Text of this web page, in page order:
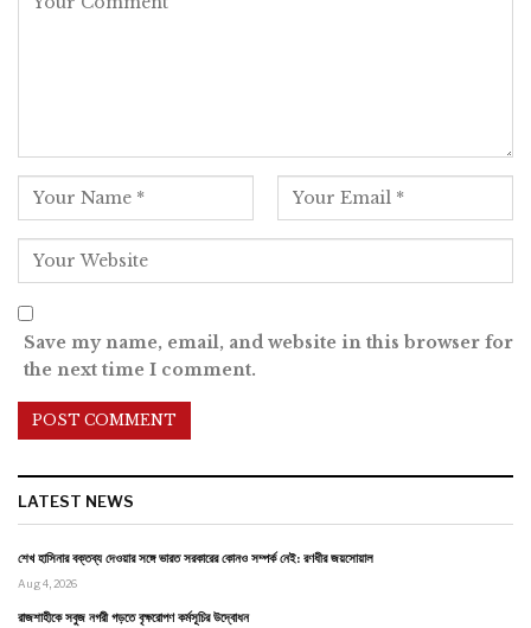
Save my name, email, and website in this browser for
the next time I comment.
LATEST NEWS
শেখ হাসিনার বক্তব্য দেওয়ার সঙ্গে ভারত সরকারের কোনও সম্পর্ক নেই: রণধীর জয়সোয়াল
Aug 4, 2026
রাজশাহীকে সবুজ নগরী গড়তে বৃক্ষরোপণ কর্মসূচির উদ্বোধন